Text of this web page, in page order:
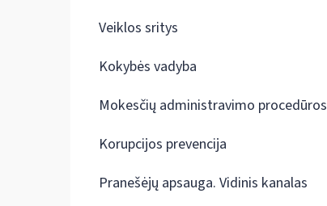
Veiklos sritys
Kokybės vadyba
Mokesčių administravimo procedūros
Korupcijos prevencija
Pranešėjų apsauga. Vidinis kanalas